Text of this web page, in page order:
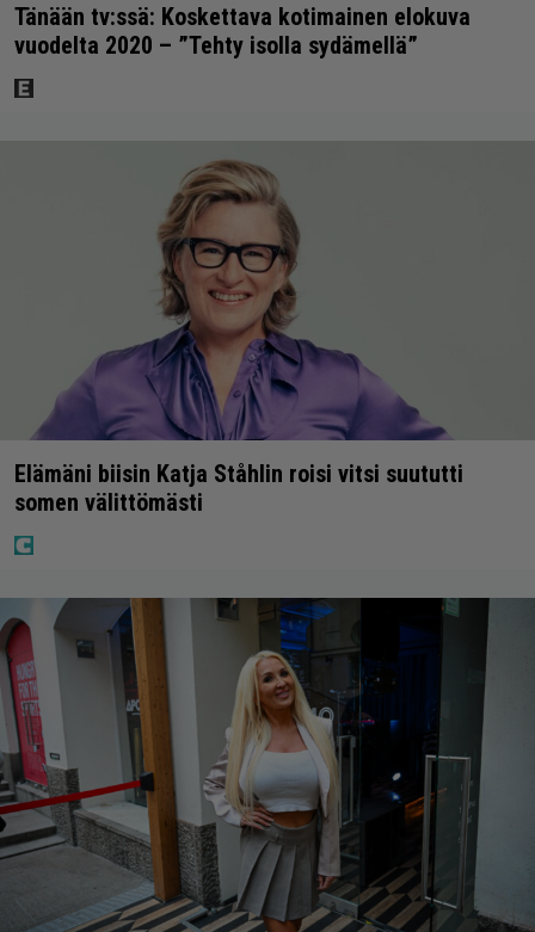
Tänään tv:ssä: Koskettava kotimainen elokuva
vuodelta 2020 – ”Tehty isolla sydämellä”
Elämäni biisin Katja Ståhlin roisi vitsi suututti
somen välittömästi